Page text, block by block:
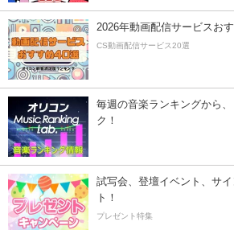
2026年動画配信サービスお
CS動画配信サービス20選
毎週の音楽ランキングから
ク！
試写会、登壇イベント、サ
ト！
プレゼント特集